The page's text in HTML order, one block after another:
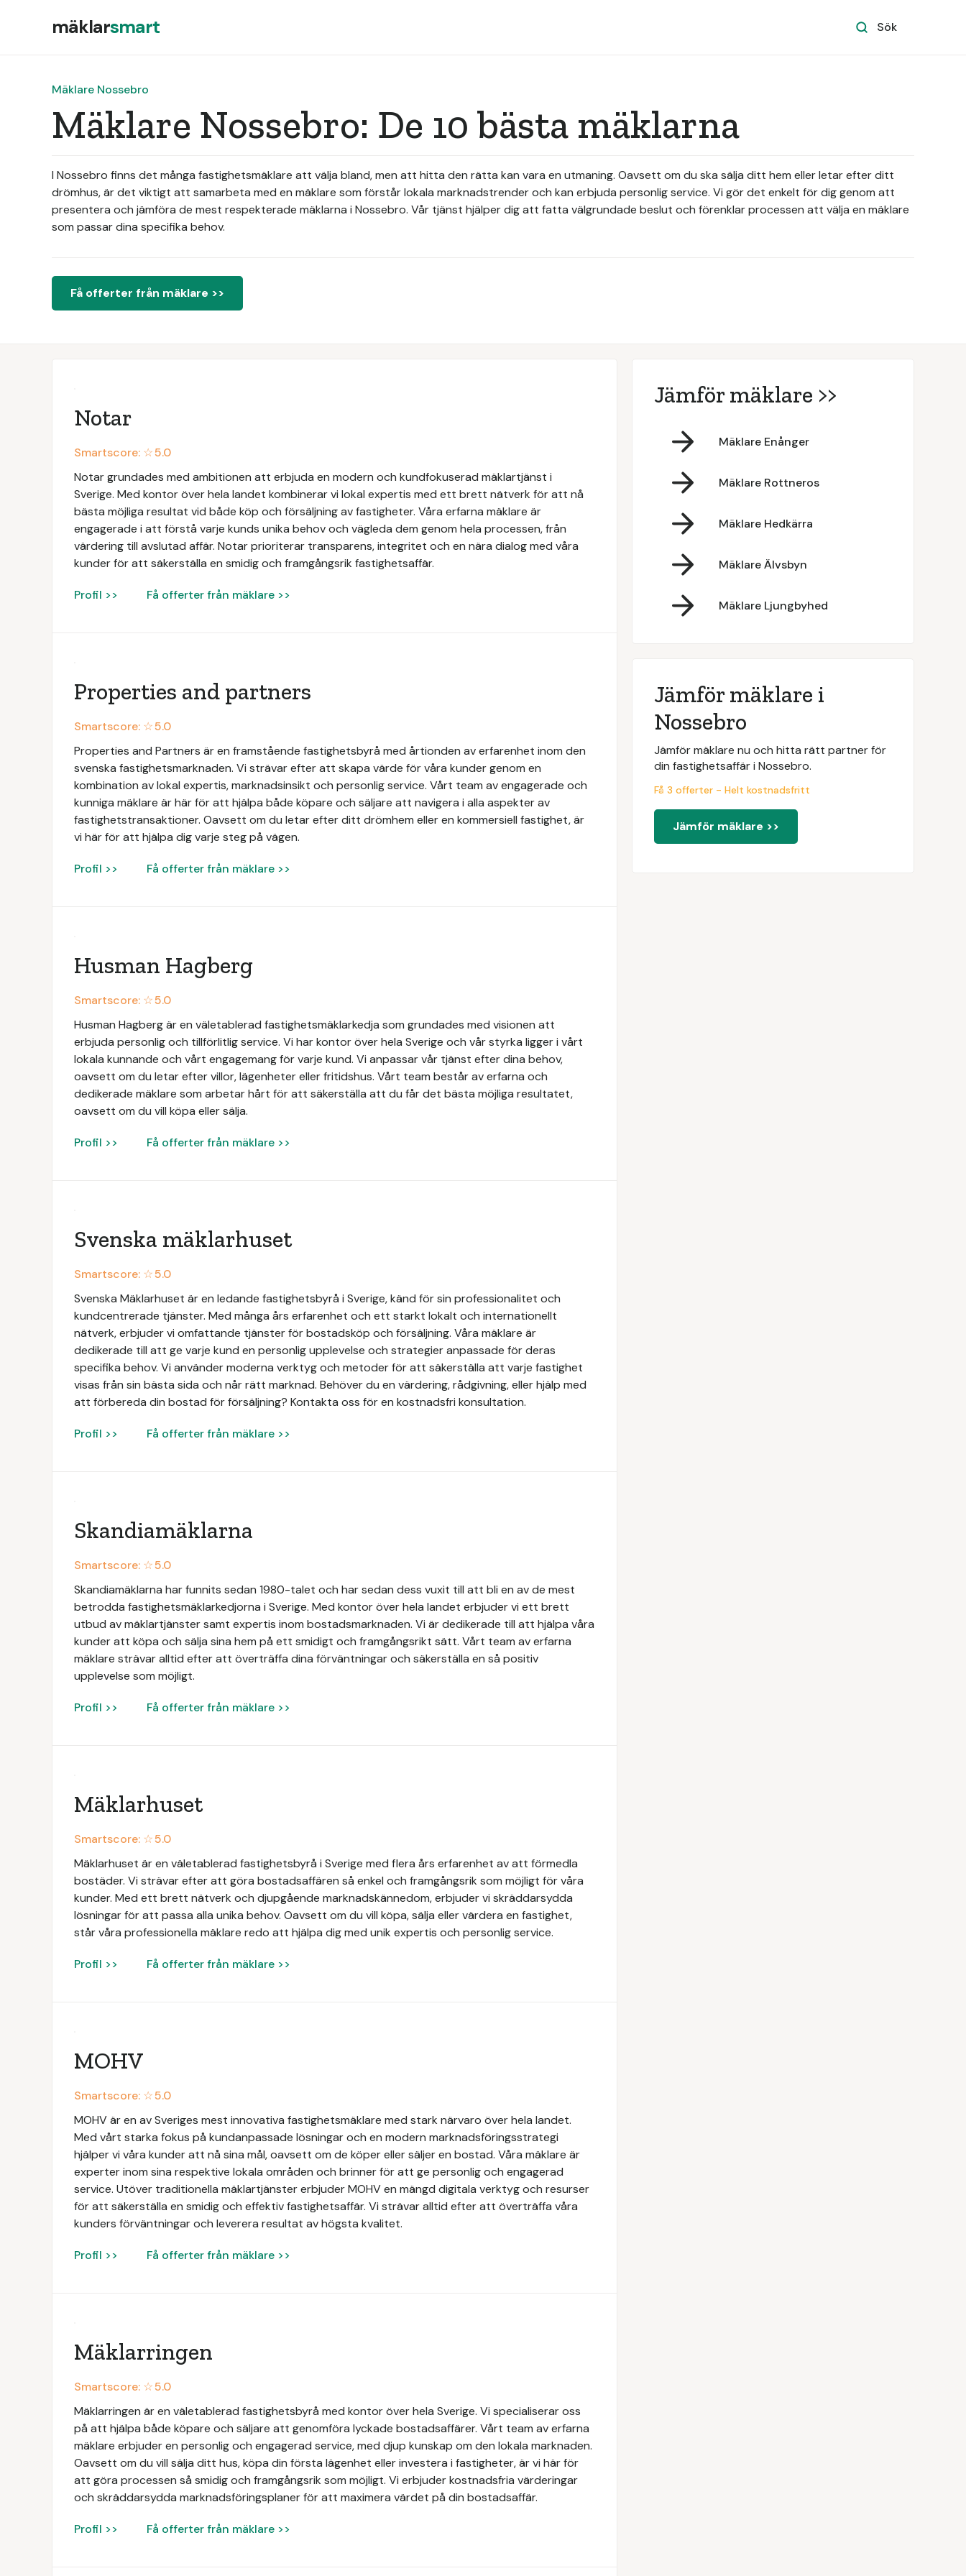
mäklarsmart Sök
Mäklare Nossebro
Mäklare Nossebro: De 10 bästa mäklarna
I Nossebro finns det många fastighetsmäklare att välja bland, men att hitta den rätta kan vara en utmaning. Oavsett om du ska sälja ditt hem eller letar efter ditt
drömhus, är det viktigt att samarbeta med en mäklare som förstår lokala marknadstrender och kan erbjuda personlig service. Vi gör det enkelt för dig genom att
presentera och jämföra de mest respekterade mäklarna i Nossebro. Vår tjänst hjälper dig att fatta välgrundade beslut och förenklar processen att välja en mäklare
som passar dina specifika behov.
Få offerter från mäklare >>
Notar
Smartscore: ☆5.0
Notar grundades med ambitionen att erbjuda en modern och kundfokuserad mäklartjänst i
Sverige. Med kontor över hela landet kombinerar vi lokal expertis med ett brett nätverk för att nå
bästa möjliga resultat vid både köp och försäljning av fastigheter. Våra erfarna mäklare är
engagerade i att förstå varje kunds unika behov och vägleda dem genom hela processen, från
värdering till avslutad affär. Notar prioriterar transparens, integritet och en nära dialog med våra
kunder för att säkerställa en smidig och framgångsrik fastighetsaffär.
Profil >> Få offerter från mäklare >>
Properties and partners
Smartscore: ☆5.0
Properties and Partners är en framstående fastighetsbyrå med årtionden av erfarenhet inom den
svenska fastighetsmarknaden. Vi strävar efter att skapa värde för våra kunder genom en
kombination av lokal expertis, marknadsinsikt och personlig service. Vårt team av engagerade och
kunniga mäklare är här för att hjälpa både köpare och säljare att navigera i alla aspekter av
fastighetstransaktioner. Oavsett om du letar efter ditt drömhem eller en kommersiell fastighet, är
vi här för att hjälpa dig varje steg på vägen.
Profil >> Få offerter från mäklare >>
Husman Hagberg
Smartscore: ☆5.0
Husman Hagberg är en väletablerad fastighetsmäklarkedja som grundades med visionen att
erbjuda personlig och tillförlitlig service. Vi har kontor över hela Sverige och vår styrka ligger i vårt
lokala kunnande och vårt engagemang för varje kund. Vi anpassar vår tjänst efter dina behov,
oavsett om du letar efter villor, lägenheter eller fritidshus. Vårt team består av erfarna och
dedikerade mäklare som arbetar hårt för att säkerställa att du får det bästa möjliga resultatet,
oavsett om du vill köpa eller sälja.
Profil >> Få offerter från mäklare >>
Svenska mäklarhuset
Smartscore: ☆5.0
Svenska Mäklarhuset är en ledande fastighetsbyrå i Sverige, känd för sin professionalitet och
kundcentrerade tjänster. Med många års erfarenhet och ett starkt lokalt och internationellt
nätverk, erbjuder vi omfattande tjänster för bostadsköp och försäljning. Våra mäklare är
dedikerade till att ge varje kund en personlig upplevelse och strategier anpassade för deras
specifika behov. Vi använder moderna verktyg och metoder för att säkerställa att varje fastighet
visas från sin bästa sida och når rätt marknad. Behöver du en värdering, rådgivning, eller hjälp med
att förbereda din bostad för försäljning? Kontakta oss för en kostnadsfri konsultation.
Profil >> Få offerter från mäklare >>
Skandiamäklarna
Smartscore: ☆5.0
Skandiamäklarna har funnits sedan 1980-talet och har sedan dess vuxit till att bli en av de mest
betrodda fastighetsmäklarkedjorna i Sverige. Med kontor över hela landet erbjuder vi ett brett
utbud av mäklartjänster samt expertis inom bostadsmarknaden. Vi är dedikerade till att hjälpa våra
kunder att köpa och sälja sina hem på ett smidigt och framgångsrikt sätt. Vårt team av erfarna
mäklare strävar alltid efter att överträffa dina förväntningar och säkerställa en så positiv
upplevelse som möjligt.
Profil >> Få offerter från mäklare >>
Mäklarhuset
Smartscore: ☆5.0
Mäklarhuset är en väletablerad fastighetsbyrå i Sverige med flera års erfarenhet av att förmedla
bostäder. Vi strävar efter att göra bostadsaffären så enkel och framgångsrik som möjligt för våra
kunder. Med ett brett nätverk och djupgående marknadskännedom, erbjuder vi skräddarsydda
lösningar för att passa alla unika behov. Oavsett om du vill köpa, sälja eller värdera en fastighet,
står våra professionella mäklare redo att hjälpa dig med unik expertis och personlig service.
Profil >> Få offerter från mäklare >>
MOHV
Smartscore: ☆5.0
MOHV är en av Sveriges mest innovativa fastighetsmäklare med stark närvaro över hela landet.
Med vårt starka fokus på kundanpassade lösningar och en modern marknadsföringsstrategi
hjälper vi våra kunder att nå sina mål, oavsett om de köper eller säljer en bostad. Våra mäklare är
experter inom sina respektive lokala områden och brinner för att ge personlig och engagerad
service. Utöver traditionella mäklartjänster erbjuder MOHV en mängd digitala verktyg och resurser
för att säkerställa en smidig och effektiv fastighetsaffär. Vi strävar alltid efter att överträffa våra
kunders förväntningar och leverera resultat av högsta kvalitet.
Profil >> Få offerter från mäklare >>
Mäklarringen
Smartscore: ☆5.0
Mäklarringen är en väletablerad fastighetsbyrå med kontor över hela Sverige. Vi specialiserar oss
på att hjälpa både köpare och säljare att genomföra lyckade bostadsaffärer. Vårt team av erfarna
mäklare erbjuder en personlig och engagerad service, med djup kunskap om den lokala marknaden.
Oavsett om du vill sälja ditt hus, köpa din första lägenhet eller investera i fastigheter, är vi här för
att göra processen så smidig och framgångsrik som möjligt. Vi erbjuder kostnadsfria värderingar
och skräddarsydda marknadsföringsplaner för att maximera värdet på din bostadsaffär.
Profil >> Få offerter från mäklare >>
Jämför mäklare >>
Mäklare Enånger
Mäklare Rottneros
Mäklare Hedkärra
Mäklare Älvsbyn
Mäklare Ljungbyhed
Jämför mäklare i
Nossebro
Jämför mäklare nu och hitta rätt partner för
din fastighetsaffär i Nossebro.
Få 3 offerter - Helt kostnadsfritt
Jämför mäklare >>